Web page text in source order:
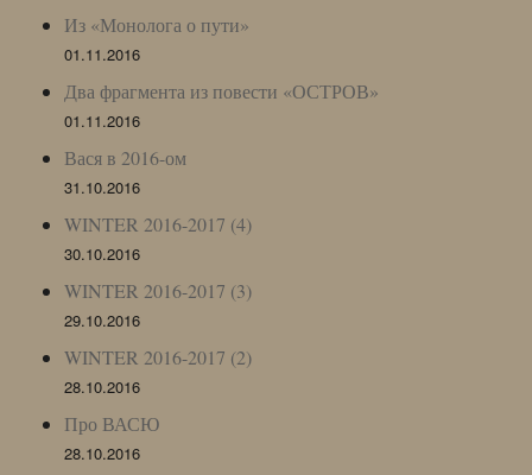
Из «Монолога о пути»
01.11.2016
Два фрагмента из повести «ОСТРОВ»
01.11.2016
Вася в 2016-ом
31.10.2016
WINTER 2016-2017 (4)
30.10.2016
WINTER 2016-2017 (3)
29.10.2016
WINTER 2016-2017 (2)
28.10.2016
Про ВАСЮ
28.10.2016